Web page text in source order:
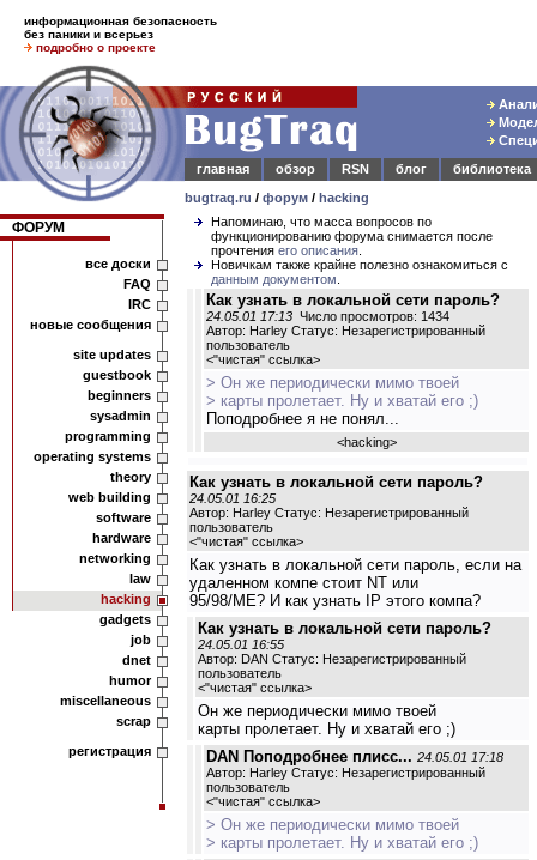
информационная безопасность
без паники и всерьез
подробно о проекте
главная
обзор RSN блог
библиотека
bugtraq.ru / форум / hacking
ФОРУМ
все доски
FAQ
IRC
новые сообщения
site updates
guestbook
beginners
sysadmin
programming
operating systems
theory
web building
software
hardware
networking
law
hacking
gadgets
job
dnet
humor
miscellaneous
scrap
регистрация
Напоминаю, что масса вопросов по
функционированию форума снимается после
прочтения его описания
Новичкам также крайне полезно ознакомиться с
данным документом
Как узнать в локальной сети пароль?
24.05.01 17:13 Число просмотров: 1434
Автор: Harley Статус: Незарегистрированный
пользователь
<"чистая" ссылка>
> Он же периодически мимо твоей
> карты пролетает. Ну и хватай его ;)
Поподробнее я не понял...
<hacking>
Как узнать в локальной сети пароль?
24.05.01 16:25
Автор: Harley Статус: Незарегистрированный
пользователь
<"чистая" ссылка>
Как узнать в локальной сети пароль, если на
удаленном компе стоит NT или
95/98/МЕ? И как узнать IP этого компа?
Как узнать в локальной сети пароль?
24.05.01 16:55
Автор: DAN Статус: Незарегистрированный
пользователь
<"чистая" ссылка>
Он же периодически мимо твоей
карты пролетает. Ну и хватай его ;)
DAN Поподробнее плисс... 24.05.01 17:18
Автор: Harley Статус: Незарегистрированный
пользователь
<"чистая" ссылка>
> Он же периодически мимо твоей
> карты пролетает. Ну и хватай его ;)